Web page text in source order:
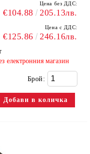
Цена без ДДС:
€104.88 205.13лв.
Цена с ДДС:
€125.86 246.16лв.
електронния магазин
Брой: